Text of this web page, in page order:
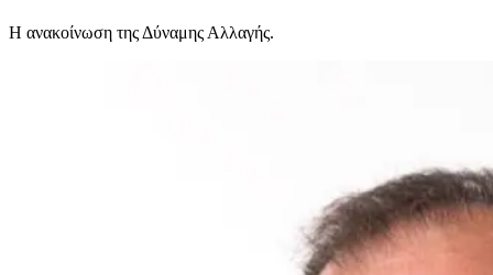
Η ανακοίνωση της Δύναμης Αλλαγής.